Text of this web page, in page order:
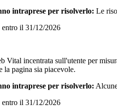
intraprese per risolverlo: Le
entro il 31/12/2026
Vital incentrata sull'utente per
la pagina sia piacevole.
intraprese per risolverlo:
entro il 31/12/2026